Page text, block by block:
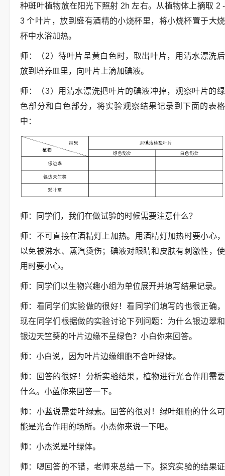
种斑叶植物放在阳光下照射 2h 左右。从植物体上摘取 2 -
3 个叶片，放到盛有酒精的小烧杯里，将小烧杯置于大烧
杯中水浴加热。
师：（2）待叶片呈黄白色时，取出叶片，用清水漂洗后
放到培养皿里，向叶片上滴加碘液。
师：（3）用清水漂洗把叶片的碘液冲掉，观察叶片的绿
色部分和白色部分，将实验观察结果记录到下面的表格
中：
师：同学们，我们在做试验的时候需要注意什么？
师：不可直接在酒精灯上加热。用酒精灯加热时要小心，
以免被沸水、蒸汽烫伤；碘液对眼睛和皮肤有刺激性，使
用时要小心。
师：同学们以生物兴趣小组为单位展开并填写结果记录。
师：看同学们实验做的很好！看同学们填写的也很正确，
现在同学们根据做的实验讨论下列问题：为什么银边翠和
银边天竺葵的叶片边缘不呈绿色？小白你来回答。
师：小白说，因为叶片边缘细胞不含叶绿体。
师：回答的很好！分析实验结果，植物进行光合作用需要
什么。小蓝你来回答一下。
师：小蓝说需要叶绿素。回答的很对！绿叶细胞的什么可
能是光合作用的场所。小杰你来说一下吧。
师：小杰说是叶绿体。
师：嗯回答的不错，老师来总结一下。探究实验的结果证